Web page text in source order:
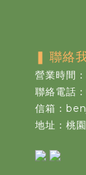
❚ 聯絡
營業時間
聯絡電話
信箱：
地址：桃